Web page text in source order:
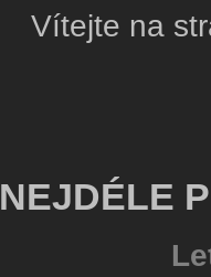
Vítejte na
NEJDÉLE